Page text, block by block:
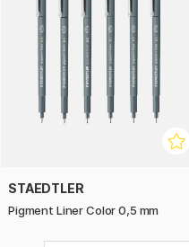
STAEDTLER
Pigment Liner Color 0,5 mm